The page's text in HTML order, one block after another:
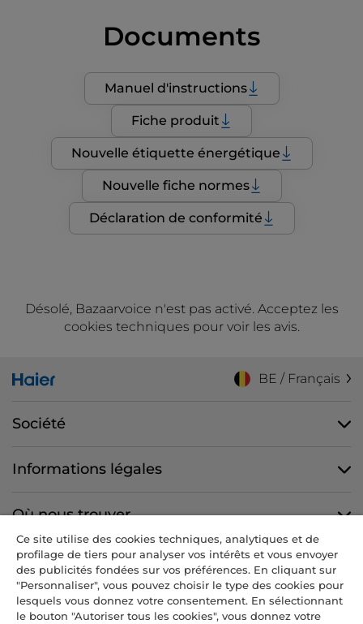
Documents
Manuel d'instructions
Fiche produit
Nouvelle étiquette énergétique
Nouvelle fiche normes
Déclaration de conformité
Désolé, Bazaarvoice n'est pas activé. Acceptez les
cookies techniques pour voir les avis.
BE / Français
Société
Informations légales
Où nous trouver
Nous suivre
Ce site utilise des cookies techniques, analytiques et de
profilage de tiers pour analyser vos intérêts et vous envoyer
des publicités fondées sur vos préférences. En cliquant sur
"Personnaliser", vous pouvez choisir le type des cookies pour
lesquels vous donnez votre consentement. En sélectionnant
le bouton "Autoriser tous les cookies", vous donnez votre